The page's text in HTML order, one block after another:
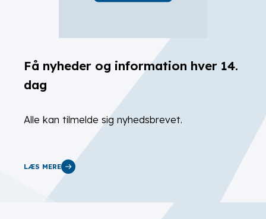
Få nyheder og information hver 14.
dag
Alle kan tilmelde sig nyhedsbrevet.
LÆS MERE